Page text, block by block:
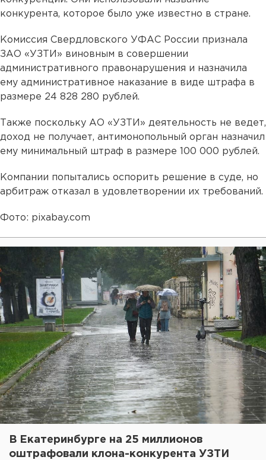
конкурента, которое было уже известно в стране.
Комиссия Свердловского УФАС России признала
ЗАО «УЗТИ» виновным в совершении
административного правонарушения и назначила
ему административное наказание в виде штрафа в
размере 24 828 280 рублей.
Также поскольку АО «УЗТИ» деятельность не ведет,
доход не получает, антимонопольный орган назначил
ему минимальный штраф в размере 100 000 рублей.
Компании попытались оспорить решение в суде, но
арбитраж отказал в удовлетворении их требований.
Фото: pixabay.com
В Екатеринбурге на 25 миллионов
оштрафовали клона-конкурента УЗТИ